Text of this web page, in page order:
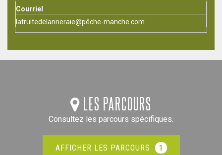
Courriel
latruitedelanneraie@pêche-manche.com
LES PARCOURS
Consultez les parcours spécifiques.
AFFICHER LES PARCOURS 1